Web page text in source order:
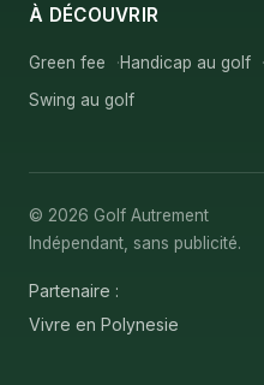
À DÉCOUVRIR
Green fee Handicap au golf
Swing au golf
© 2026 Golf Autrement
Indépendant, sans publicité.
Partenaire :
Vivre en Polynesie